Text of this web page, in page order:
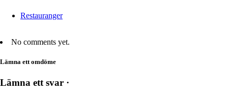
Restauranger
No comments yet.
Lämna ett omdöme
Lämna ett svar ·